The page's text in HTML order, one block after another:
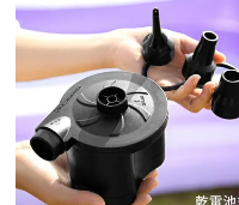
に
つ
い
て
開
重量約1.3kg